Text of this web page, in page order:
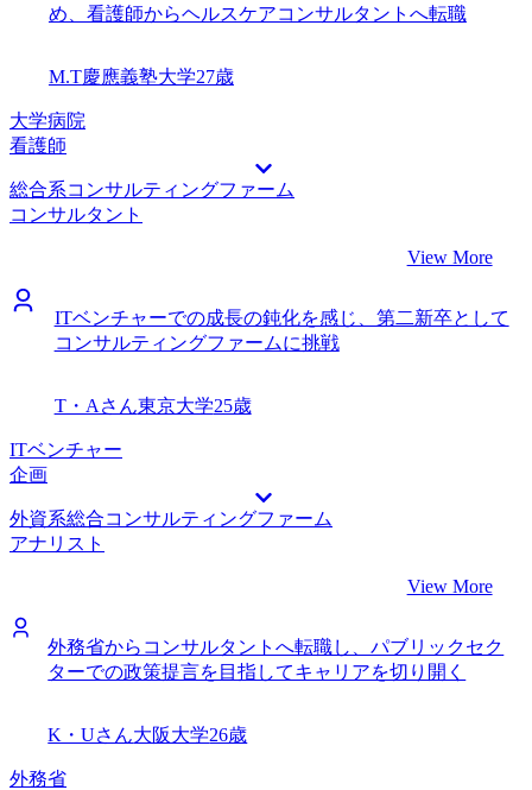
め、看護師からヘルスケアコンサルタントへ転職
M.T慶應義塾大学27歳
大学病院
看護師
総合系コンサルティングファーム
コンサルタント
View More
ITベンチャーでの成長の鈍化を感じ、第二新卒として
コンサルティングファームに挑戦
T・Aさん東京大学25歳
ITベンチャー
企画
外資系総合コンサルティングファーム
アナリスト
View More
外務省からコンサルタントへ転職し、パブリックセク
ターでの政策提言を目指してキャリアを切り開く
K・Uさん大阪大学26歳
外務省